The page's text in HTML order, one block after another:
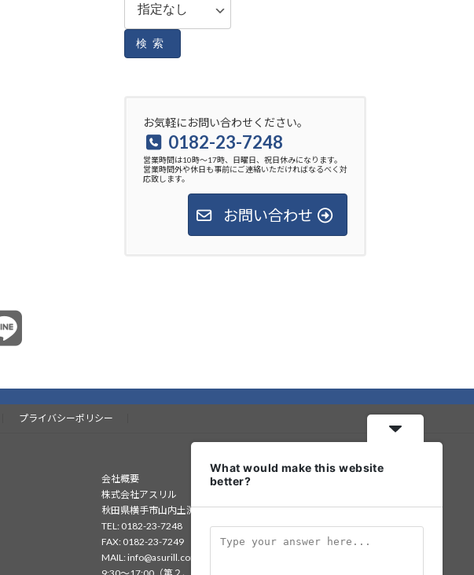
検索
お気軽にお問い合わせください。
0182-23-7248
営業時間は10時～17時、日曜日、祝日休みになります。
営業時間外や休日も事前にご連絡いただければなるべく対
応致します。
お問い合わせ
プライバシーポリシー
会社概要
株式会社アスリル
秋田県横手市山内土渕字中島84番地1
TEL: 0182-23-7248
FAX: 0182-23-7249
MAIL: info@asurill.com
What would make this website
better?